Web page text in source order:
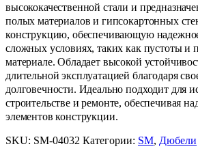
высококачественной стали и
полых материалов и гипсокартонных
конструкцию, обеспечивающую
сложных условиях, таких как пустоты и
материале. Обладает высокой
длительной эксплуатацией благодаря
долговечности. Идеально подходит для
строительстве и ремонте, обеспечивая
элементов конструкции.
SKU: SM-04032 Категории: SM, Дюбели